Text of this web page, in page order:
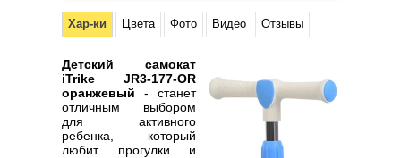
Хар-ки Цвета Фото Видео Отзывы
Детский самокат
iTrike JR3-177-OR
оранжевый - станет
отличным выбором
для активного
ребенка, который
любит прогулки и